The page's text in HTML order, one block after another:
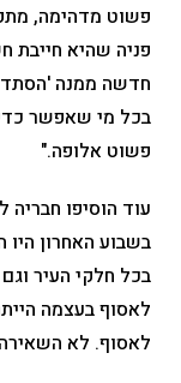
פשוט מדהימה,
פניה שהיא חייבת
חדשה ממנה
בכל מי שאפשר
פשוט אלופה."
עוד הוסיפו חבריה
בשבוע האחרון
בכל חלקי העיר
לאסוף בעצמה
לאסוף. לא